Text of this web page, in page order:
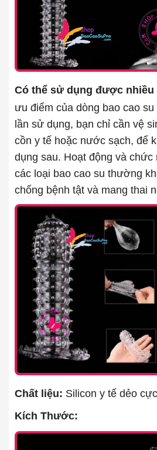
Có thể sử dụng được nhiều
ưu điểm của dòng bao cao
lần sử dụng, bạn chỉ cần vệ
cồn y tế hoặc nước sạch, để
dụng sau. Hoạt động và chức
các loại bao cao su thường
chống bệnh tật và mang thai
Chất liệu: Silicon y tế dẻo
Kích Thước: